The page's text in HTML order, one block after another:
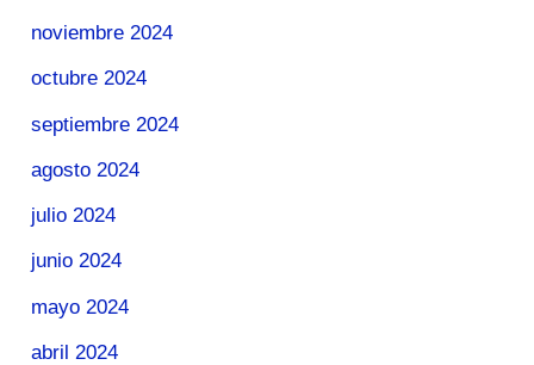
noviembre 2024
octubre 2024
septiembre 2024
agosto 2024
julio 2024
junio 2024
mayo 2024
abril 2024